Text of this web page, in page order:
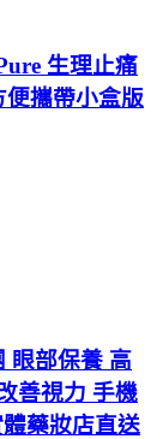
生理止痛
便攜帶小盒版
眼部保養 高
善視力 手機
藥妝店直送